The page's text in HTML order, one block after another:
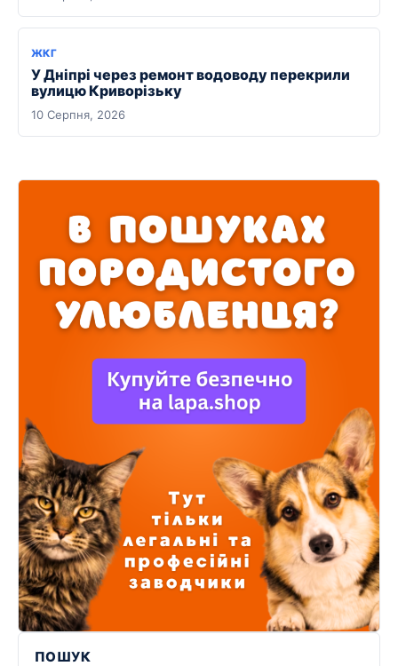
ЖКГ
У Дніпрі через ремонт водоводу перекрили
вулицю Криворізьку
10 Серпня, 2026
ПОШУК